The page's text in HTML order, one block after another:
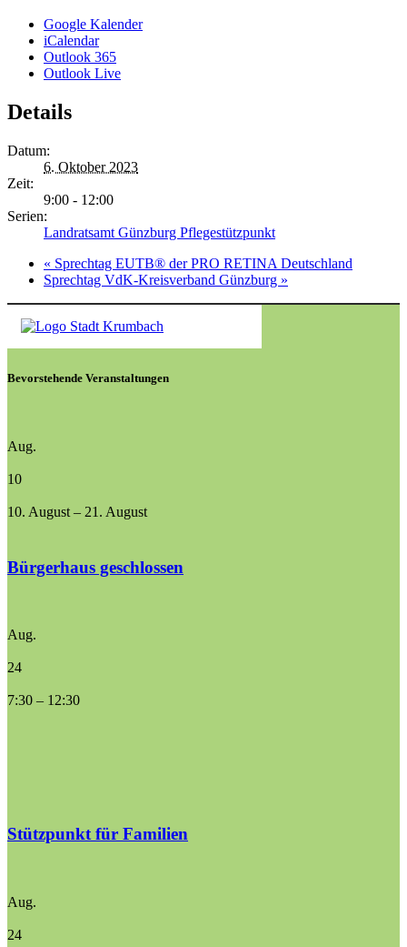
Google Kalender
iCalendar
Outlook 365
Outlook Live
Details
Datum:
6. Oktober 2023
Zeit:
9:00 - 12:00
Serien:
Landratsamt Günzburg Pflegestützpunkt
« Sprechtag EUTB® der PRO RETINA Deutschland
Sprechtag VdK-Kreisverband Günzburg »
Bevorstehende Veranstaltungen
Aug.
10
10. August – 21. August
Bürgerhaus geschlossen
Aug.
24
7:30 – 12:30
Stützpunkt für Familien
Aug.
24